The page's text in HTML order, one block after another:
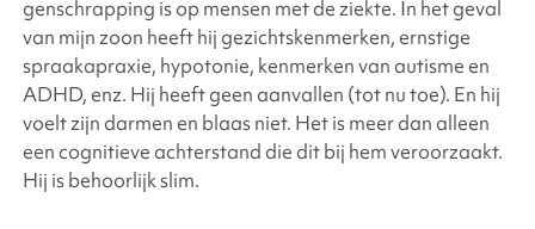
genschrapping is op mensen met de ziekte. In het geval
van mijn zoon heeft hij gezichtskenmerken, ernstige
spraakapraxie, hypotonie, kenmerken van autisme en
ADHD, enz. Hij heeft geen aanvallen (tot nu toe). En hij
voelt zijn darmen en blaas niet. Het is meer dan alleen
een cognitieve achterstand die dit bij hem veroorzaakt.
Hij is behoorlijk slim.